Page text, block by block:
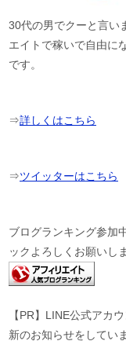
30代の男でクーと言い
エイトで稼いで自由に
です。
⇒詳しくはこちら
⇒ツイッターはこちら
ブログランキング参加
ックよろしくお願いし
【PR】LINE公式アカ
新のお知らせをしてい